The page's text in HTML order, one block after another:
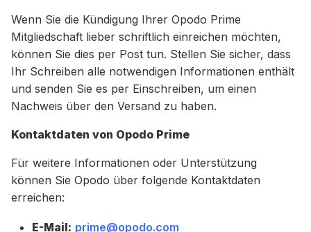
Wenn Sie die Kündigung Ihrer Opodo Prime
Mitgliedschaft lieber schriftlich einreichen möchten,
können Sie dies per Post tun. Stellen Sie sicher, dass
Ihr Schreiben alle notwendigen Informationen enthält
und senden Sie es per Einschreiben, um einen
Nachweis über den Versand zu haben.
Kontaktdaten von Opodo Prime
Für weitere Informationen oder Unterstützung
können Sie Opodo über folgende Kontaktdaten
erreichen:
E-Mail: prime@opodo.com